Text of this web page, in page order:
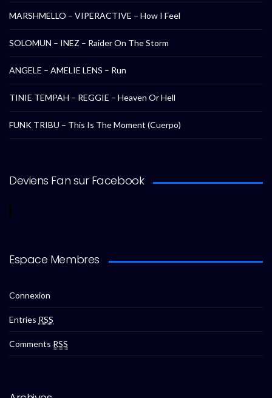
MARSHMELLO – VIPERACTIVE – How I Feel
SOLOMUN – INEZ – Raider On The Storm
ANGELE – AMELIE LENS – Run
TINIE TEMPAH – REGGIE – Heaven Or Hell
FUNK TRIBU – This Is The Moment (Cuerpo)
Deviens Fan sur Facebook
Espace Membres
Connexion
Entries RSS
Comments RSS